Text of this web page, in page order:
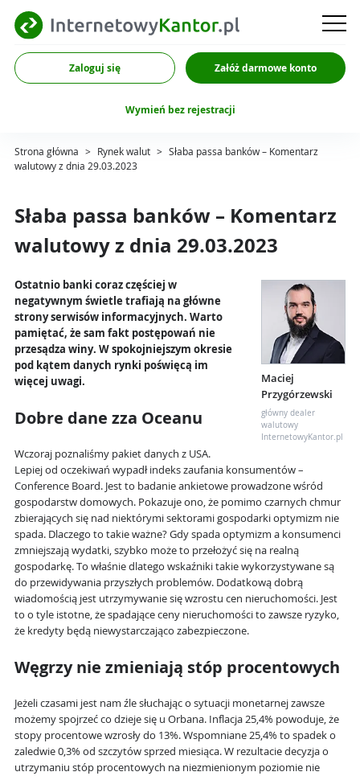
Zaloguj się Załóż darmowe konto
Wymień bez rejestracji
Strona główna > Rynek walut > Słaba passa banków – Komentarz
walutowy z dnia 29.03.2023
Słaba passa banków – Komentarz
walutowy z dnia 29.03.2023
Maciej
Przygórzewski
główny dealer
walutowy
InternetowyKantor.pl
Ostatnio banki coraz częściej w
negatywnym świetle trafiają na główne
strony serwisów informacyjnych. Warto
pamiętać, że sam fakt postępowań nie
przesądza winy. W spokojniejszym okresie
pod kątem danych rynki poświęcą im
więcej uwagi.
Dobre dane zza Oceanu
Wczoraj poznaliśmy pakiet danych z USA.
Lepiej od oczekiwań wypadł indeks zaufania konsumentów –
Conference Board. Jest to badanie ankietowe prowadzone wśród
gospodarstw domowych. Pokazuje ono, że pomimo czarnych chmur
zbierających się nad niektórymi sektorami gospodarki optymizm nie
spada. Dlaczego to takie ważne? Gdy spada optymizm a konsumenci
zmniejszają wydatki, szybko może to przełożyć się na realną
gospodarkę. To właśnie dlatego wskaźniki takie wykorzystywane są
do przewidywania przyszłych problemów. Dodatkową dobrą
wiadomością jest utrzymywanie się wzrostu cen nieruchomości. Jest
to o tyle istotne, że spadające ceny nieruchomości to zawsze ryzyko,
że kredyty będą niewystarczająco zabezpieczone.
Węgrzy nie zmieniają stóp procentowych
Jeżeli czasami jest nam źle słuchając o sytuacji monetarnej zawsze
możemy spojrzeć co dzieje się u Orbana. Inflacja 25,4% powoduje, że
stopy procentowe wzrosły do 13%. Wspomniane 25,4% to spadek o
zaledwie 0,3% od szczytów sprzed miesiąca. W rezultacie decyzja o
utrzymaniu stóp procentowych na niezmienionym poziomie nie